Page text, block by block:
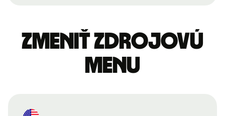
Zmeniť zdrojovú
menu